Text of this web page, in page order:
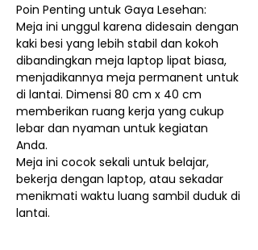
Poin Penting untuk Gaya Lesehan:
Meja ini unggul karena didesain dengan
kaki besi yang lebih stabil dan kokoh
dibandingkan meja laptop lipat biasa,
menjadikannya meja permanent untuk
di lantai. Dimensi 80 cm x 40 cm
memberikan ruang kerja yang cukup
lebar dan nyaman untuk kegiatan
Anda.
Meja ini cocok sekali untuk belajar,
bekerja dengan laptop, atau sekadar
menikmati waktu luang sambil duduk di
lantai.